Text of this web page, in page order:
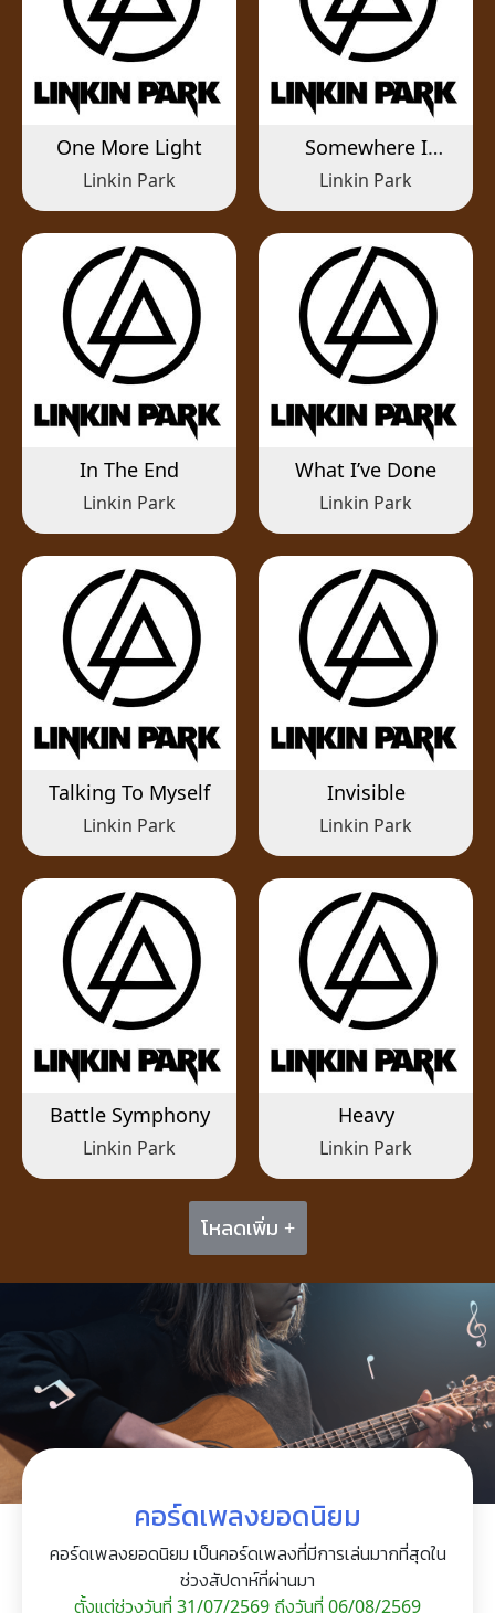
One More Light
Linkin Park
Somewhere I
Belong
Linkin Park
In The End
Linkin Park
What I’ve Done
Linkin Park
Talking To Myself
Linkin Park
Invisible
Linkin Park
Battle Symphony
Linkin Park
Heavy
Linkin Park
โหลดเพิ่ม +
คอร์ดเพลงยอดนิยม
คอร์ดเพลงยอดนิยม เป็นคอร์ดเพลงที่มีการเล่นมากที่สุดใน
ช่วงสัปดาห์ที่ผ่านมา
ตั้งแต่ช่วงวันที่ 31/07/2569 ถึงวันที่ 06/08/2569